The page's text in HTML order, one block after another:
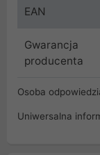
EAN
Gwarancja
producenta
Osoba
Uniwersalna